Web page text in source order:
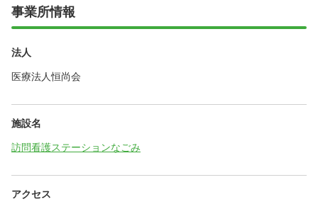
事業所情報
法人
医療法人恒尚会
施設名
訪問看護ステーションなごみ
アクセス